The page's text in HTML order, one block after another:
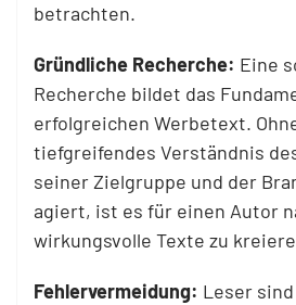
betrachten.
Gründliche Recherche: Eine
Recherche bildet das
erfolgreichen Werbetext.
tiefgreifendes Verständnis
seiner Zielgruppe und der
agiert, ist es für einen Autor
wirkungsvolle Texte zu
Fehlervermeidung: Leser